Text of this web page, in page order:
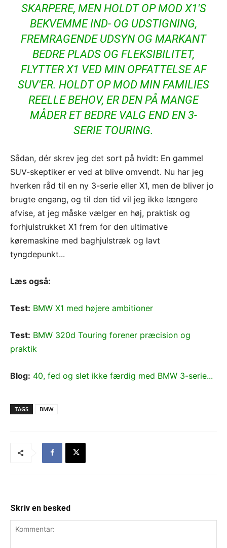
SKARPERE, MEN HOLDT OP MOD X1'S
BEKVEMME IND- OG UDSTIGNING,
FREMRAGENDE UDSYN OG MARKANT
BEDRE PLADS OG FLEKSIBILITET,
FLYTTER X1 VED MIN OPFATTELSE AF
SUV'ER. HOLDT OP MOD MIN FAMILIES
REELLE BEHOV, ER DEN PÅ MANGE
MÅDER ET BEDRE VALG END EN 3-
SERIE TOURING.
Sådan, dér skrev jeg det sort på hvidt: En gammel
SUV-skeptiker er ved at blive omvendt. Nu har jeg
hverken råd til en ny 3-serie eller X1, men de bliver jo
brugte engang, og til den tid vil jeg ikke længere
afvise, at jeg måske vælger en høj, praktisk og
forhjulstrukket X1 frem for den ultimative
køremaskine med baghjulstræk og lavt
tyngdepunkt...
Læs også:
Test: BMW X1 med højere ambitioner
Test: BMW 320d Touring forener præcision og
praktik
Blog: 40, fed og slet ikke færdig med BMW 3-serie...
TAGS BMW
Skriv en besked